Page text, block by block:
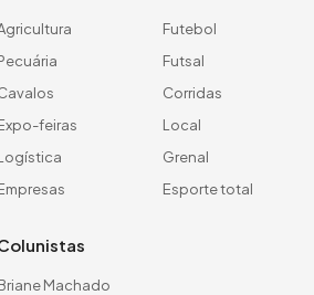
feiras
Futebol
Futsal
Corridas
Local
Grenal
Esporte total
Machado